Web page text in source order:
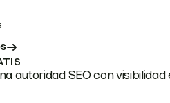
autoridad SEO con visibilidad